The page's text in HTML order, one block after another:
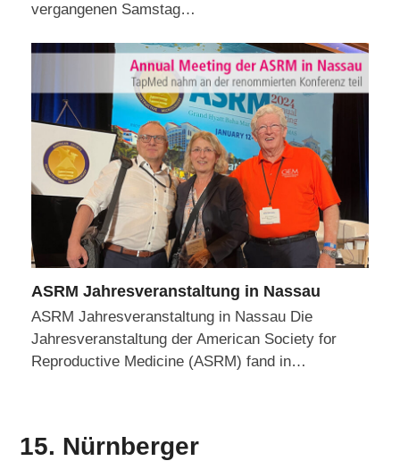
vergangenen Samstag…
ASRM Jahresveranstaltung in Nassau
ASRM Jahresveranstaltung in Nassau Die
Jahresveranstaltung der American Society for
Reproductive Medicine (ASRM) fand in…
15. Nürnberger